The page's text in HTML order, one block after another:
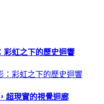
彩虹之下的歷史迴響
超現實的視覺迴廊